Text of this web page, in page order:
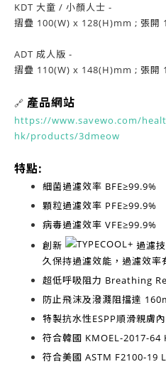
KDT 大童 / 小顏人士 -
摺疊 100(W) x 128(H)mm ; 張開
ADT 成人版 -
摺疊 110(W) x 148(H)mm ; 張開
🔗 產品網站
https://www.savewo.com/
hk/products/3dmeow
特點:
細菌過濾效率 BFE≥99.9%
顆粒過濾效率 PFE≥99.9%
病毒過濾效率 VFE≥99.9%
創新
過濾
久保持過濾效能，過濾效率
超低呼吸阻力 Breathing
防止飛沫及潑濺阻擋達
特製抗水性ESPP順滑親膚
符合韓國 KMOEL-2017-64
符合美國 ASTM F2100-19